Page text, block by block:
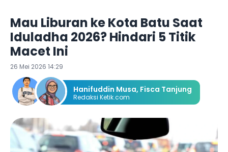
Mau Liburan ke Kota Batu Saat
Iduladha 2026? Hindari 5 Titik
Macet Ini
26 Mei 2026 14:29
Hanifuddin Musa, Fisca Tanjung
Redaksi Ketik.com